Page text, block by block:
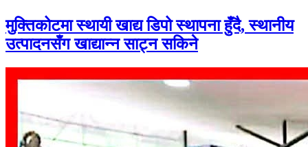
मुक्तिकोटमा स्थायी खाद्य डिपो स्थापना हुँदै, स्थानीय
उत्पादनसँग खाद्यान्न साट्न सकिने